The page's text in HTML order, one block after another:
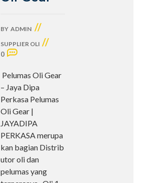
BY ADMIN //
SUPPLIER OLI //
0
Pelumas Oli Gear
– Jaya Dipa
Perkasa Pelumas
Oli Gear |
JAYADIPA
PERKASA merupa
kan bagian Distrib
utor oli dan
pelumas yang